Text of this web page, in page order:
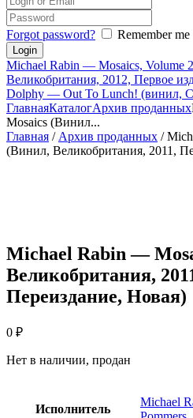
Forgot password? Remember me
Michael Rabin — Mosaics, Volume
Великобритания, 2012, Первое
Dolphy — Out To Lunch! (винил,
ГлавнаяКаталогАрхив проданных
Mosaics (Винил...
Главная / Архив проданных /
(Винил, Великобритания, 2011,
Michael Rabin —
Великобритания,
Переиздание, Новая)
0 ₽
Нет в наличии, продан
Исполнитель
Michael